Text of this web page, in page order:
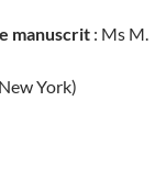
manuscrit : Ms M.
York)